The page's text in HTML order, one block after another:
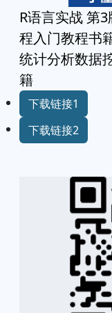
R语言实战 第
程入门教程书
统计分析数据
籍
下载链接1
下载链接2